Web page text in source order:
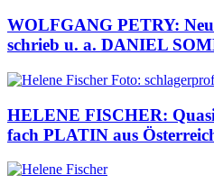
WOLFGANG PETRY:
schrieb u. a. DANIEL
HELENE FISCHER:
fach PLATIN aus